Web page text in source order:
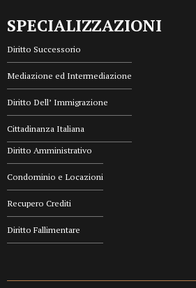
SPECIALIZZAZIONI
Diritto Successorio
Mediazione ed Intermediazione
Diritto Dell’ Immigrazione
Cittadinanza Italiana
Diritto Amministrativo
Condominio e Locazioni
Recupero Crediti
Diritto Fallimentare